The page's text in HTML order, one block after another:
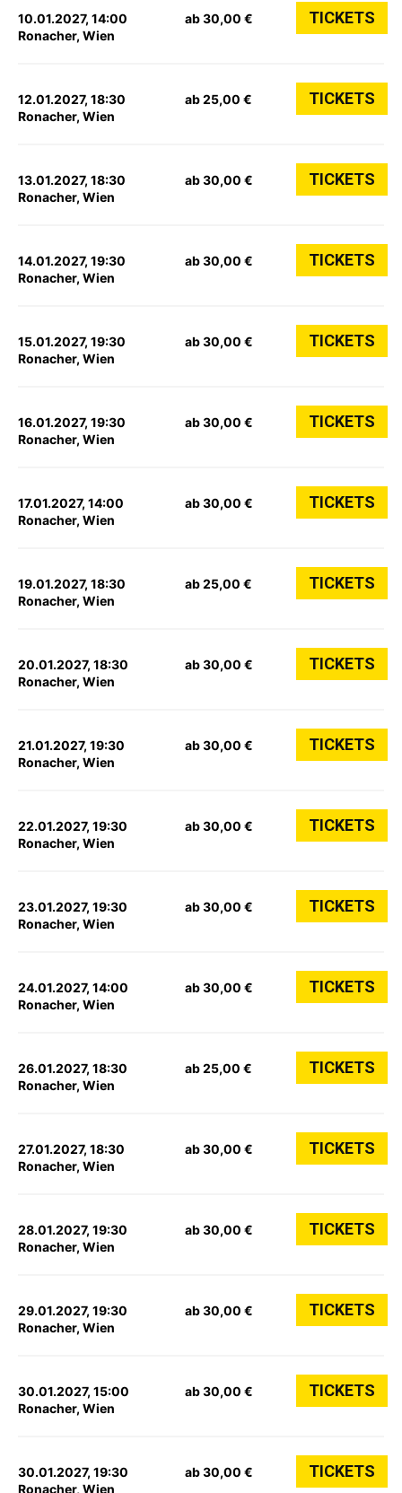
10.01.2027, 14:00
Ronacher, Wien
ab 30,00 € TICKETS
12.01.2027, 18:30
Ronacher, Wien
ab 25,00 € TICKETS
13.01.2027, 18:30
Ronacher, Wien
ab 30,00 € TICKETS
14.01.2027, 19:30
Ronacher, Wien
ab 30,00 € TICKETS
15.01.2027, 19:30
Ronacher, Wien
ab 30,00 € TICKETS
16.01.2027, 19:30
Ronacher, Wien
ab 30,00 € TICKETS
17.01.2027, 14:00
Ronacher, Wien
ab 30,00 € TICKETS
19.01.2027, 18:30
Ronacher, Wien
ab 25,00 € TICKETS
20.01.2027, 18:30
Ronacher, Wien
ab 30,00 € TICKETS
21.01.2027, 19:30
Ronacher, Wien
ab 30,00 € TICKETS
22.01.2027, 19:30
Ronacher, Wien
ab 30,00 € TICKETS
23.01.2027, 19:30
Ronacher, Wien
ab 30,00 € TICKETS
24.01.2027, 14:00
Ronacher, Wien
ab 30,00 € TICKETS
26.01.2027, 18:30
Ronacher, Wien
ab 25,00 € TICKETS
27.01.2027, 18:30
Ronacher, Wien
ab 30,00 € TICKETS
28.01.2027, 19:30
Ronacher, Wien
ab 30,00 € TICKETS
29.01.2027, 19:30
Ronacher, Wien
ab 30,00 € TICKETS
30.01.2027, 15:00
Ronacher, Wien
ab 30,00 € TICKETS
30.01.2027, 19:30
Ronacher, Wien
ab 30,00 € TICKETS